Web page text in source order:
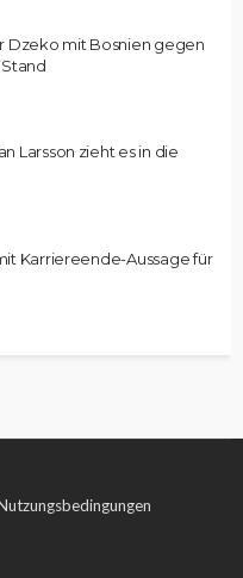
Dzeko mit Bosnien gegen
Larsson zieht es in die
Karriereende-Aussage für